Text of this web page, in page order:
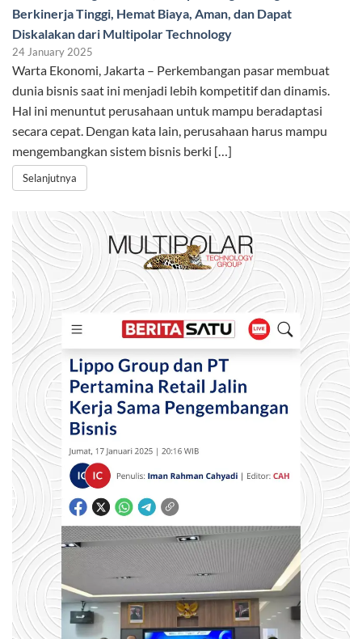
Berkinerja Tinggi, Hemat Biaya, Aman, dan Dapat
Diskalakan dari Multipolar Technology
24 January 2025
Warta Ekonomi, Jakarta – Perkembangan pasar membuat
dunia bisnis saat ini menjadi lebih kompetitif dan dinamis.
Hal ini menuntut perusahaan untuk mampu beradaptasi
secara cepat. Dengan kata lain, perusahaan harus mampu
mengembangkan sistem bisnis berki […]
Selanjutnya